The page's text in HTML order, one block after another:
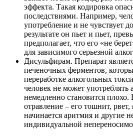
эффекта. Такая кодировка
последствиями. Например,
употребление и не чувствует
результате он пьет и пьет,
предполагает, что его «не
для зависимого серьезной
Дисульфирам. Препарат
печеночных ферментов,
переработке алкогольных
человек не может употреблять
немедленно становится плохо.
отравление – его тошнит,
начинается аритмия и другие
индивидуальной